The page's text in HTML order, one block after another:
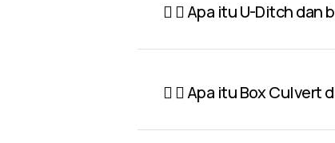
Apa itu U-Ditch dan
Apa itu Box Culvert